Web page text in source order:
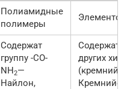
Полиамидные
полимеры
Содержат
группу -СО-
NH2—
Найлон,
Содержат
других
(кремний и